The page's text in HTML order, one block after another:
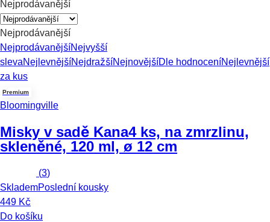
Nejprodávanější
Nejprodávanější
NejprodávanějšíNejvyšší
slevaNejlevnějšíNejdražšíNejnovějšíDle hodnoceníNejlevnější
za kus
Premium
Bloomingville
Misky v sadě Kana4 ks, na zmrzlinu,
skleněné, 120 ml, ø 12 cm
(3)
SklademPoslední kousky
449 Kč
Do košíku